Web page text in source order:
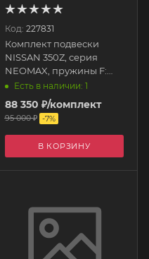
Код: 227831
Комплект подвески
NISSAN 350Z, серия
NEOMAX, пружины F:
12kg, R: 8kg SN1009
SILVER'S (SILVERS)
Есть в наличии: 1
88 350 ₽/комплект
95 000₽ -7%
В КОРЗИНУ